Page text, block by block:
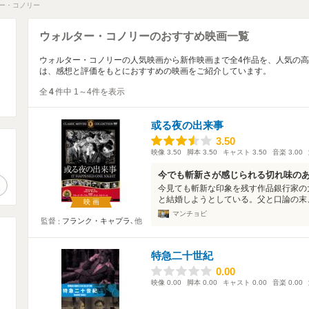
・コノリー
ウォルター・コノリーのおすすめ映画一覧
ウォルター・コノリーの人気映画から新作映画まで全4作品を、人気の
は、感想と評価をもとにおすすめの映画をご紹介しています。
全 4件中 1～4件を表示
映画
監督 フランク・キャプラ､他
或る夜の出来事
3.50
3.50
映像 3.50 脚本 3.50 キャスト 3.50 音楽 3.00
今でも斬新さが感じられる切れ味の
今見ても斬新な印象を残す作品銀行家
と結婚しようとしている。父と口論の
マンチョビ
特急二十世紀
0.00
0.00
映像 0.00 脚本 0.00 キャスト 0.00 音楽 0.00